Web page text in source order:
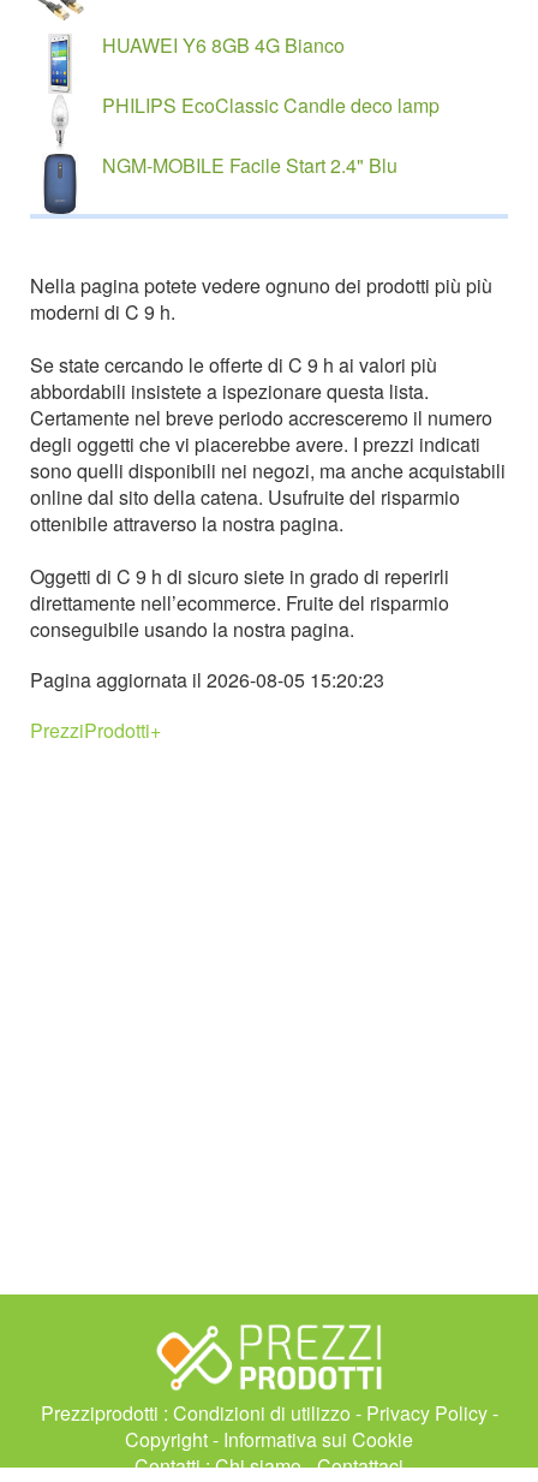
HUAWEI Y6 8GB 4G Bianco
PHILIPS EcoClassic Candle deco lamp
NGM-MOBILE Facile Start 2.4" Blu
Nella pagina potete vedere ognuno dei prodotti più più
moderni di C 9 h.
Se state cercando le offerte di C 9 h ai valori più
abbordabili insistete a ispezionare questa lista.
Certamente nel breve periodo accresceremo il numero
degli oggetti che vi piacerebbe avere. I prezzi indicati
sono quelli disponibili nei negozi, ma anche acquistabili
online dal sito della catena. Usufruite del risparmio
ottenibile attraverso la nostra pagina.
Oggetti di C 9 h di sicuro siete in grado di reperirli
direttamente nell’ecommerce. Fruite del risparmio
conseguibile usando la nostra pagina.
Pagina aggiornata il 2026-08-05 15:20:23
PrezziProdotti+
Prezziprodotti : Condizioni di utilizzo - Privacy Policy-
Copyright- Informativa sui Cookie
Contatti :Chi siamo-Contattaci